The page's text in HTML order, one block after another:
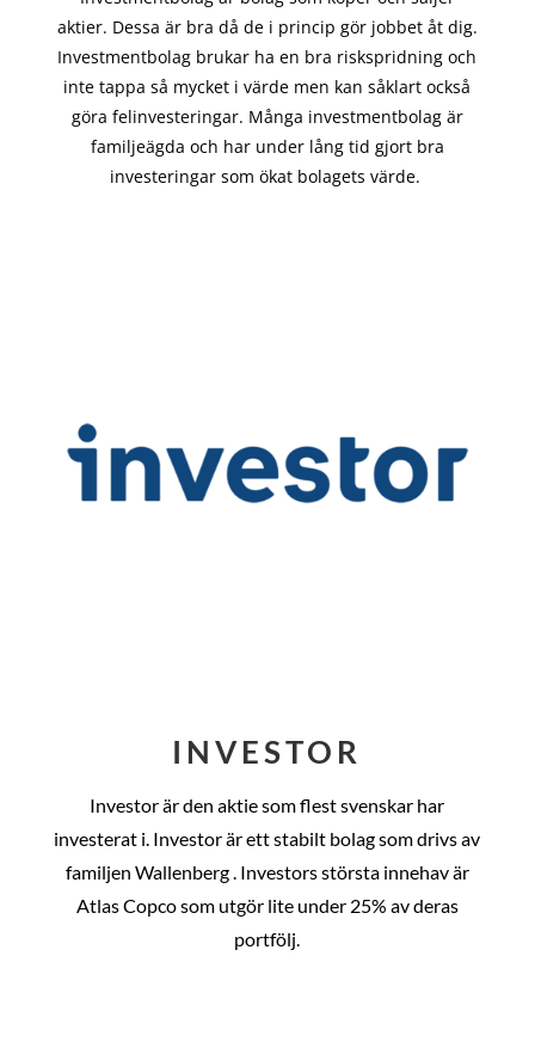
aktier. Dessa är bra då de i princip görjobbet åt dig.
Investmentbolag brukar ha en bra riskspridning och
inte tappa så mycket i värde men kan såklart också
göra felinvesteringar. Många investmentbolag är
familjeägda och har under lång tid gjort bra
investeringar som ökat bolagets värde.
INVESTOR
Investor är den aktie som flest svenskar har
investerat i. Investor är ett stabilt bolag som drivs av
familjen Wallenberg . Investors största innehav är
Atlas Copco som utgör lite under 25% av deras
portfölj.